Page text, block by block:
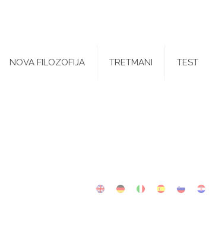
NOVA FILOZOFIJA TRETMANI TEST